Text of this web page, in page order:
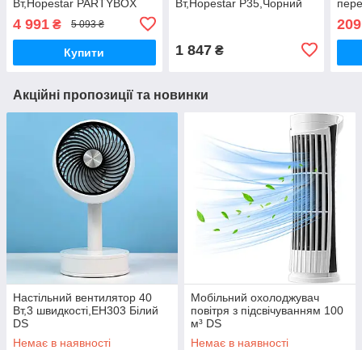
Вт,Hopestar PARTYBOX
4 991 ₴ 5 093 ₴
Купити
Вт,Hopestar P35,Чорний
1 847₴
209
Акційні пропозиції та новинки
Настільний вентилятор 40
Вт,3 швидкості,EH303 Білий
DS
Немає в наявності
Мобільний охолоджувач
повітря з підсвічуванням 100
м³ DS
Немає в наявності